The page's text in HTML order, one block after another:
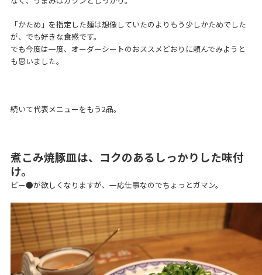
「かため」を指定した麺は想像していたのよりもう少しかためでした
が、でも好きな食感です。
でも今度は一度、オーダーシートのおススメどおりに頼んでみようと
も思いました。
続いて代表メニューをもう2品。
煮こみ焼豚皿は、コクのあるしっかりした味付
け。
ビー●が欲しくなりますが、一応仕事なのでちょっとガマン。